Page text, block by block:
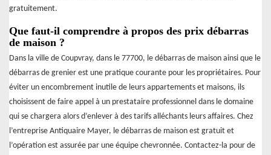
gratuitement.
Que faut-il comprendre à propos des prix débarras
de maison ?
Dans la ville de Coupvray, dans le 77700, le débarras de maison ainsi que le
débarras de grenier est une pratique courante pour les propriétaires. Pour
éviter un encombrement inutile de leurs appartements et maisons, ils
choisissent de faire appel à un prestataire professionnel dans le domaine
qui se chargera alors d’enlever à des tarifs alléchants leurs affaires. Chez
l’entreprise Antiquaire Mayer, le débarras de maison est gratuit et
l’opération est assurée par une équipe chevronnée. Contactez-la pour de